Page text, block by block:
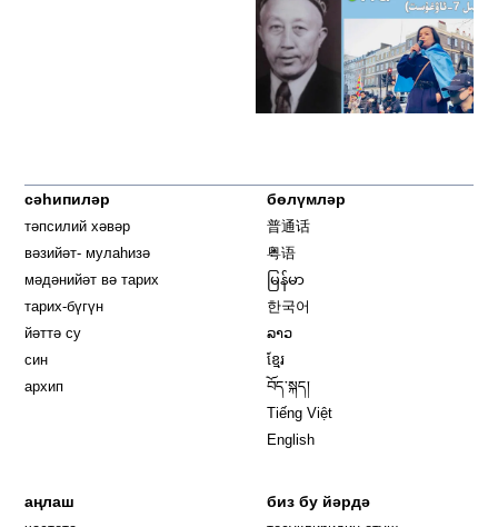
сәһипиләр
тәпсилий хәвәр
вәзийәт- мулаһизә
мәдәнийәт вә тарих
тарих-бүгүн
йәттә су
син
архип
бөлүмләр
普通话
粤语
မြန်မာ
한국어
ລາວ
ខ្មែរ
བོད་སྐད།
Tiếng Việt
English
аңлаш биз бу йәрдә